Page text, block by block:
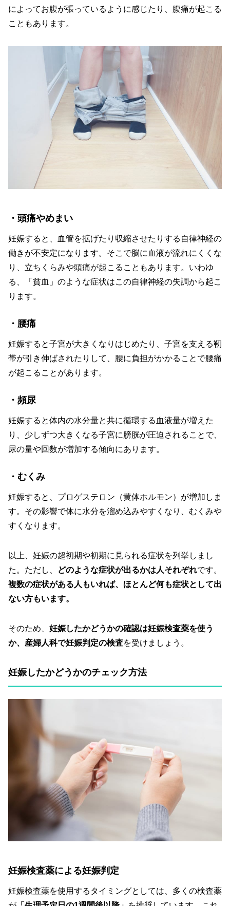
によってお腹が張っているように感じたり、腹痛が起こる
こともあります。
・頭痛やめまい
妊娠すると、血管を拡げたり収縮させたりする自律神経の
働きが不安定になります。そこで脳に血液が流れにくくな
り、立ちくらみや頭痛が起こることもあります。いわゆ
る、「貧血」のような症状はこの自律神経の失調から起こ
ります。
・腰痛
妊娠すると子宮が大きくなりはじめたり、子宮を支える靭
帯が引き伸ばされたりして、腰に負担がかかることで腰痛
が起こることがあります。
・頻尿
妊娠すると体内の水分量と共に循環する血液量が増えた
り、少しずつ大きくなる子宮に膀胱が圧迫されることで、
尿の量や回数が増加する傾向にあります。
・むくみ
妊娠すると、プロゲステロン（黄体ホルモン）が増加しま
す。その影響で体に水分を溜め込みやすくなり、むくみや
すくなります。
以上、妊娠の超初期や初期に見られる症状を列挙しまし
た。ただし、
どのような症状が出るかは人それぞれです。
複数の症状がある人もいれば、ほとんど何も症状として出
ない方もいます。
そのため、 妊娠したかどうかの確認は妊娠検査薬を使う
か、産婦人科で妊娠判定の検査を受けましょう。
妊娠したかどうかのチェック方法
妊娠検査薬による妊娠判定
妊娠検査薬を使用するタイミングとしては、多くの検査薬